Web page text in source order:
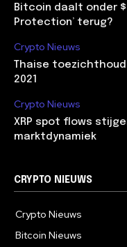
Bitcoin daalt onder
Protection’ terug?
Crypto Nieuws
Thaise
2021
Crypto Nieuws
XRP spot flows
marktdynamiek
CRYPTO NIEUWS
Crypto Nieuws
Bitcoin Nieuws